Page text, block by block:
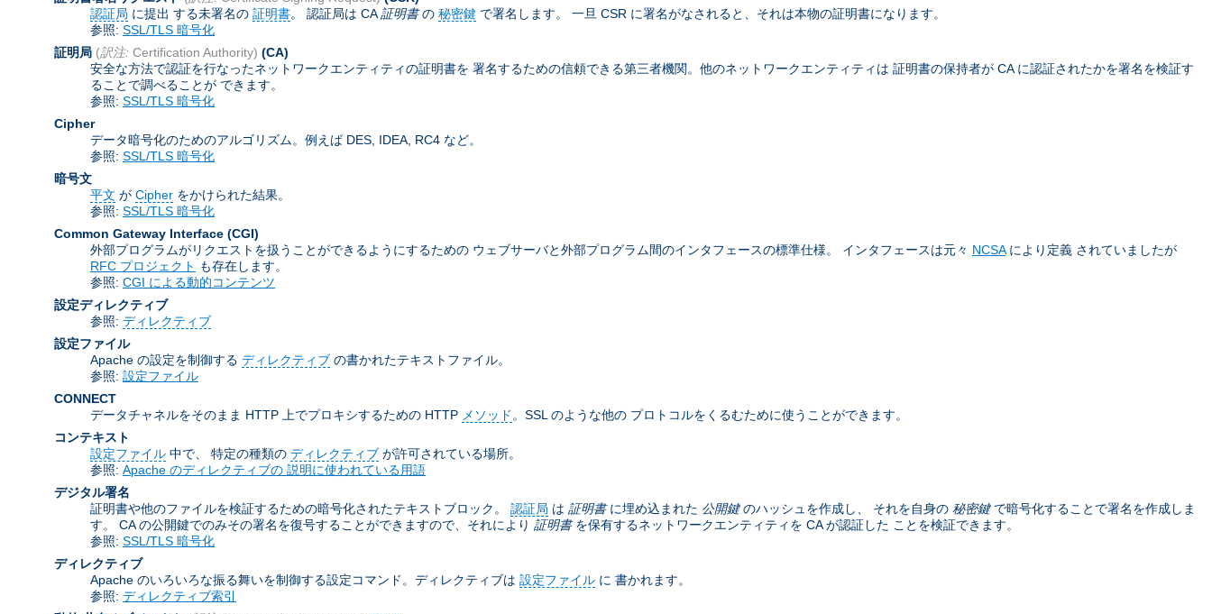
認証局 に提出 する未署名の 証明書。 認証局は CA証明書の 秘密鍵 で署名します。 一旦 CSR に署名がなされると、それは本物の証明書になります。
参照: SSL/TLS 暗号化
証明局 (訳注: Certification Authority) (CA)
安全な方法で認証を行なったネットワークエンティティの証明書を 署名するための信頼できる第三者機関。他のネットワークエンティティは 証明書の保持者が CA に認証されたかを署名を検証す
ることで調べることが できます。
参照: SSL/TLS 暗号化
Cipher
データ暗号化のためのアルゴリズム。例えば DES, IDEA, RC4 など。
参照: SSL/TLS 暗号化
暗号文
平文 が Cipher をかけられた結果。
参照: SSL/TLS 暗号化
Common Gateway Interface (CGI)
外部プログラムがリクエストを扱うことができるようにするための ウェブサーバと外部プログラム間のインタフェースの標準仕様。 インタフェースは元々 NCSAにより定義 されていましたが
RFC プロジェクト も存在します。
参照: CGI による動的コンテンツ
設定ディレクティブ
参照: ディレクティブ
設定ファイル
Apache の設定を制御する ディレクティブ の書かれたテキストファイル。
参照: 設定ファイル
CONNECT
データチャネルをそのまま HTTP 上でプロキシするための HTTP メソッド 。SSL のような他の プロトコルをくるむために使うことができます。
コンテキスト
設定ファイル 中で、 特定の種類の ディレクティブ が許可されている場所。
参照: Apache のディレクティブの 説明に使われている用語
デジタル署名
証明書や他のファイルを検証するための暗号化されたテキストブロック。 認証局 は 証明書に埋め込まれた 公開鍵のハッシュを作成し、 それを自身の 秘密鍵で暗号化することで署名を作成しま
す。 CA の公開鍵でのみその署名を復号することができますので、それにより 証明書を保有するネットワークエンティティを CA が認証した ことを検証できます。
参照: SSL/TLS 暗号化
ディレクティブ
Apache のいろいろな振る舞いを制御する設定コマンド。ディレクティブは 設定ファイル に 書かれます。
参照: ディレクティブ索引